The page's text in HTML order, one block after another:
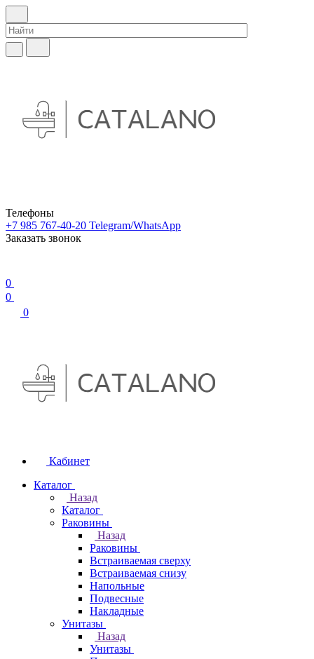
Телефоны
+7 985 767-40-20 Telegram/WhatsApp
Заказать звонок
0
0
0
Кабинет
Каталог
Назад
Каталог
Раковины
Назад
Раковины
Встраиваемая сверху
Встраиваемая снизу
Напольные
Подвесные
Накладные
Унитазы
Назад
Унитазы